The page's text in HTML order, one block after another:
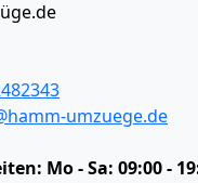
umzuege.de
Mo - Sa: 09:00 -